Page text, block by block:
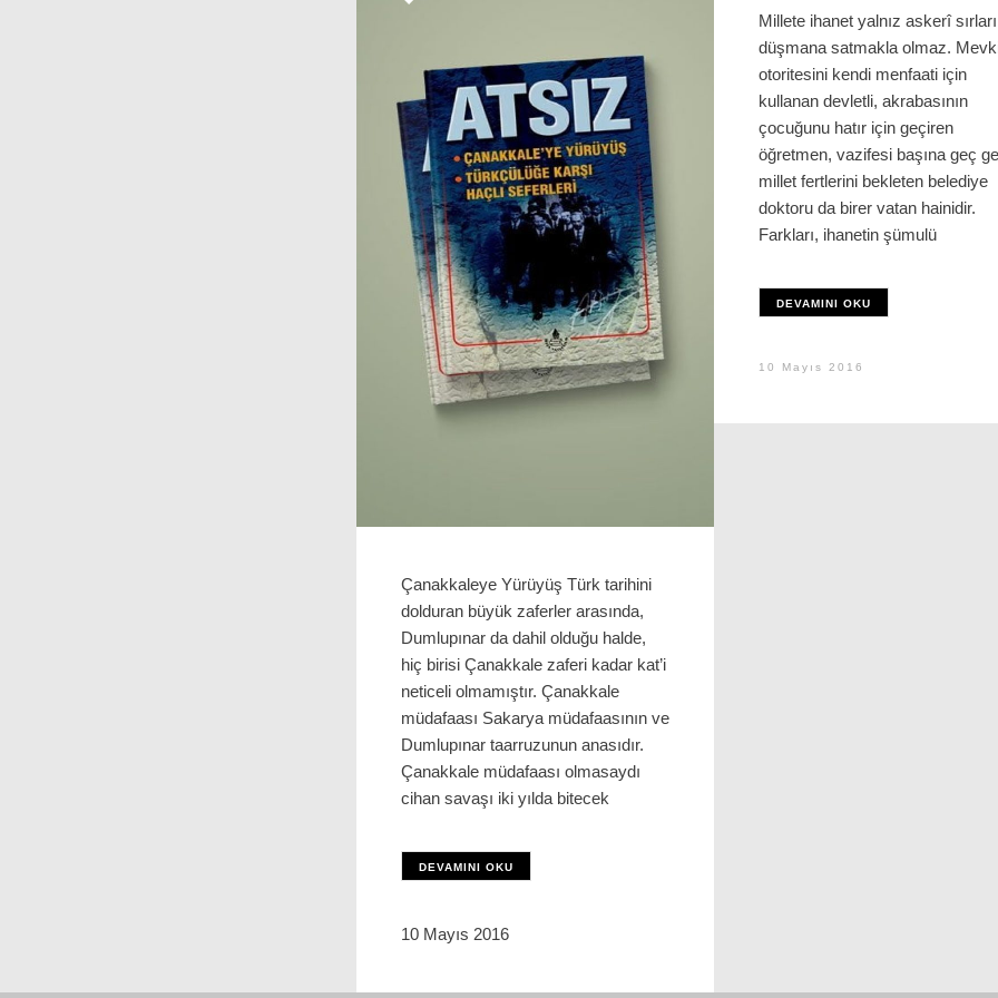
Çanakkaleye Yürüyüş Türk tarihini
dolduran büyük zaferler arasında,
Dumlupınar da dahil olduğu halde,
hiç birisi Çanakkale zaferi kadar kat’i
neticeli olmamıştır. Çanakkale
müdafaası Sakarya müdafaasının ve
Dumlupınar taarruzunun anasıdır.
Çanakkale müdafaası olmasaydı
cihan savaşı iki yılda bitecek
DEVAMINI OKU
10 Mayıs 2016
Millete ihanet yalnız askerî sırları
düşmana satmakla olmaz.
otoritesini kendi menfaati için
kullanan devletli, akrabasının
çocuğunu hatır için geçiren
öğretmen, vazifesi başına geç
millet fertlerini bekleten belediye
doktoru da birer vatan hainidir.
Farkları, ihanetin şümulü
DEVAMINI OKU
10 Mayıs 2016